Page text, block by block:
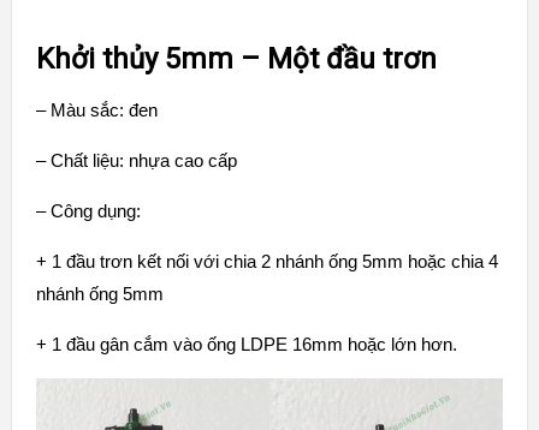
Khởi thủy 5mm – Một đầu trơn
– Màu sắc: đen
– Chất liệu: nhựa cao cấp
– Công dụng:
+ 1 đầu trơn kết nối với chia 2 nhánh ống 5mm hoặc chia 4
nhánh ống 5mm
+ 1 đầu gân cắm vào ống LDPE 16mm hoặc lớn hơn.